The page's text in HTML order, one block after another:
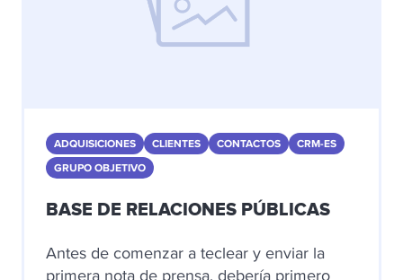
ADQUISICIONES CLIENTES CONTACTOS
CRM-ES
GRUPO OBJETIVO
BASE DE RELACIONES PÚBLICAS
Antes de comenzar a teclear y enviar la
primera nota de prensa, debería primero